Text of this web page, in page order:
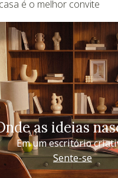
é o melhor convite
as ideias
Em um escritório
Sente-se